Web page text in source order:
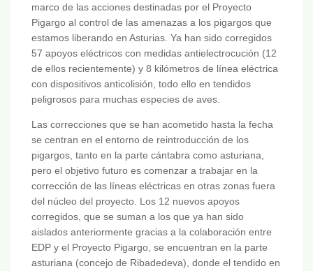
marco de las acciones destinadas por el Proyecto
Pigargo al control de las amenazas a los pigargos que
estamos liberando en Asturias. Ya han sido corregidos
57 apoyos eléctricos con medidas antielectrocución (12
de ellos recientemente) y 8 kilómetros de línea eléctrica
con dispositivos anticolisión, todo ello en tendidos
peligrosos para muchas especies de aves.
Las correcciones que se han acometido hasta la fecha
se centran en el entorno de reintroducción de los
pigargos, tanto en la parte cántabra como asturiana,
pero el objetivo futuro es comenzar a trabajar en la
corrección de las líneas eléctricas en otras zonas fuera
del núcleo del proyecto. Los 12 nuevos apoyos
corregidos, que se suman a los que ya han sido
aislados anteriormente gracias a la colaboración entre
EDP y el Proyecto Pigargo, se encuentran en la parte
asturiana (concejo de Ribadedeva), donde el tendido en